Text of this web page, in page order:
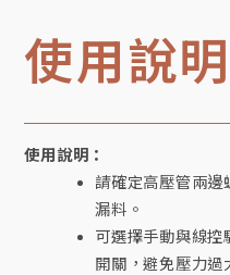
使用說明
使用說明：
請確定高壓管兩邊
漏料。
可選擇手動與線控
開關，避免壓力過